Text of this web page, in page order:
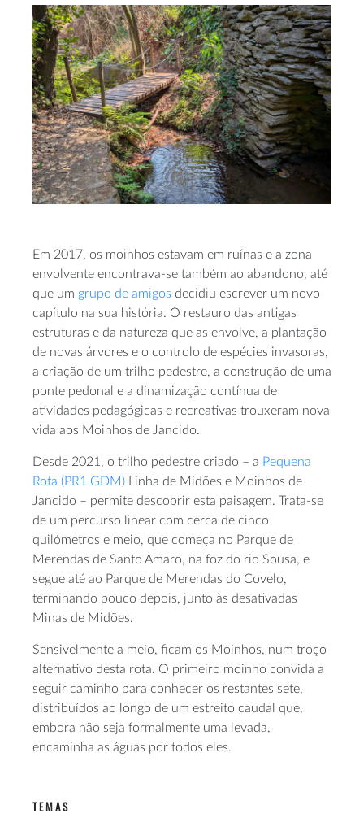
Em 2017, os moinhos estavam em ruínas e a zona
envolvente encontrava-se também ao abandono, até
que um grupo de amigos decidiu escrever um novo
capítulo na sua história. O restauro das antigas
estruturas e da natureza que as envolve, a plantação
de novas árvores e o controlo de espécies invasoras,
a criação de um trilho pedestre, a construção de uma
ponte pedonal e a dinamização contínua de
atividades pedagógicas e recreativas trouxeram nova
vida aos Moinhos de Jancido.
Desde 2021, o trilho pedestre criado – a Pequena
Rota (PR1 GDM) Linha de Midões e Moinhos de
Jancido – permite descobrir esta paisagem. Trata-se
de um percurso linear com cerca de cinco
quilómetros e meio, que começa no Parque de
Merendas de Santo Amaro, na foz do rio Sousa, e
segue até ao Parque de Merendas do Covelo,
terminando pouco depois, junto às desativadas
Minas de Midões.
Sensivelmente a meio, ficam os Moinhos, num troço
alternativo desta rota. O primeiro moinho convida a
seguir caminho para conhecer os restantes sete,
distribuídos ao longo de um estreito caudal que,
embora não seja formalmente uma levada,
encaminha as águas por todos eles.
TEMAS